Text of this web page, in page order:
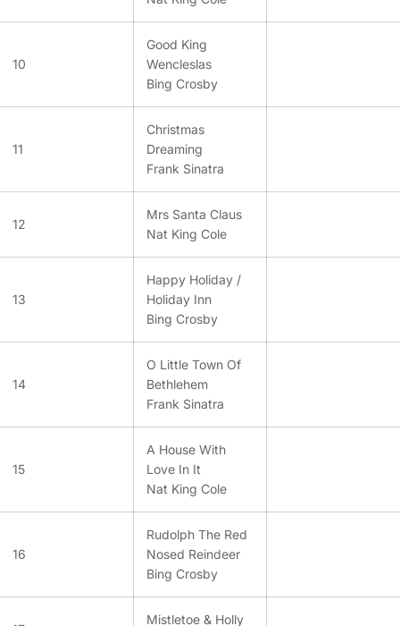
10
Good King
Wencleslas
Bing Crosby
11
Christmas
Dreaming
Frank Sinatra
12
Mrs Santa Claus
Nat King Cole
13
Happy Holiday /
Holiday Inn
Bing Crosby
14
O Little Town Of
Bethlehem
Frank Sinatra
15
A House With
Love In It
Nat King Cole
16
Rudolph The Red
Nosed Reindeer
Bing Crosby
Mistletoe & Holly